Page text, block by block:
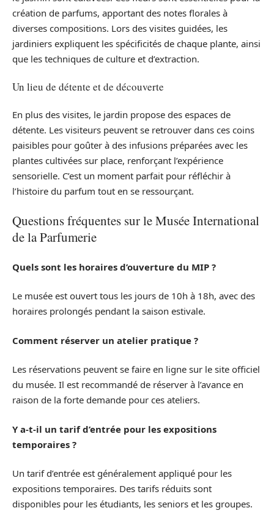
création de parfums, apportant des notes florales à
diverses compositions. Lors des visites guidées, les
jardiniers expliquent les spécificités de chaque plante, ainsi
que les techniques de culture et d’extraction.
Un lieu de détente et de découverte
En plus des visites, le jardin propose des espaces de
détente. Les visiteurs peuvent se retrouver dans ces coins
paisibles pour goûter à des infusions préparées avec les
plantes cultivées sur place, renforçant l’expérience
sensorielle. C’est un moment parfait pour réfléchir à
l’histoire du parfum tout en se ressourçant.
Questions fréquentes sur le Musée International
de la Parfumerie
Quels sont les horaires d’ouverture du MIP ?
Le musée est ouvert tous les jours de 10h à 18h, avec des
horaires prolongés pendant la saison estivale.
Comment réserver un atelier pratique ?
Les réservations peuvent se faire en ligne sur le site officiel
du musée. Il est recommandé de réserver à l’avance en
raison de la forte demande pour ces ateliers.
Y a-t-il un tarif d’entrée pour les expositions
temporaires ?
Un tarif d’entrée est généralement appliqué pour les
expositions temporaires. Des tarifs réduits sont
disponibles pour les étudiants, les seniors et les groupes.